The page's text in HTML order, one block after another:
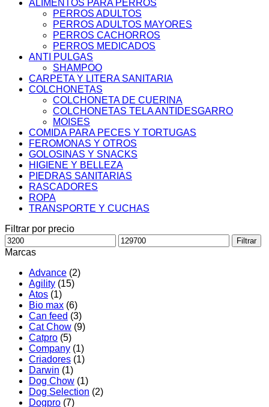
ALIMENTOS PARA PERROS
PERROS ADULTOS
PERROS ADULTOS MAYORES
PERROS CACHORROS
PERROS MEDICADOS
ANTI PULGAS
SHAMPOO
CARPETA Y LITERA SANITARIA
COLCHONETAS
COLCHONETA DE CUERINA
COLCHONETAS TELA ANTIDESGARRO
MOISES
COMIDA PARA PECES Y TORTUGAS
FEROMONAS Y OTROS
GOLOSINAS Y SNACKS
HIGIENE Y BELLEZA
PIEDRAS SANITARIAS
RASCADORES
ROPA
TRANSPORTE Y CUCHAS
Filtrar por precio
Precio
mínimo
Precio
máximo
Filtrar
Marcas
Advance (2)
Agility (15)
Atos (1)
Bio max (6)
Can feed (3)
Cat Chow (9)
Catpro (5)
Company (1)
Criadores (1)
Darwin (1)
Dog Chow (1)
Dog Selection (2)
Dogpro (7)